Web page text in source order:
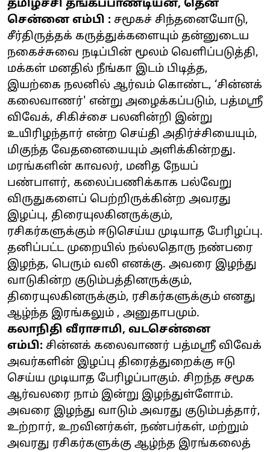
தமிழச்சி தங்கப்பாண்டியன், தென்
சென்னை எம்பி : சமூகச் சிந்தனையோடு,
சீர்திருத்தக் கருத்துக்களையும் தன்னுடைய
நகைச்சுவை நடிப்பின் மூலம் வெளிப்படுத்தி,
மக்கள் மனதில் நீங்கா இடம் பிடித்த,
இயற்கை நலனில் ஆர்வம் கொண்ட, ‘சின்னக்
கலைவாணர்' என்று அழைக்கப்படும், பத்மஶ்ரீ
விவேக், சிகிச்சை பலனின்றி இன்று
உயிரிழந்தார் என்ற செய்தி அதிர்ச்சியையும்,
மிகுந்த வேதனையையும் அளிக்கின்றது.
மரங்களின் காவலர், மனித நேயப்
பண்பாளர், கலைப்பணிக்காக பல்வேறு
விருதுகளைப் பெற்றிருக்கின்ற அவரது
இழப்பு, திரையுலகினருக்கும்,
ரசிகர்களுக்கும் ஈடுசெய்ய முடியாத பேரிழப்பு.
தனிப்பட்ட முறையில் நல்லதொரு நண்பரை
இழந்த, பெரும் வலி எனக்கு. அவரை இழந்து
வாடுகின்ற குடும்பத்தினருக்கும்,
திரையுலகினருக்கும், ரசிகர்களுக்கும் எனது
ஆழ்ந்த இரங்கலும் , அனுதாபமும்.
கலாநிதி வீராசாமி, வடசென்னை
எம்பி: சின்னக் கலைவாணர் பத்மஸ்ரீ விவேக்
அவர்களின் இழப்பு திரைத்துறைக்கு ஈடு
செய்ய முடியாத பேரிழப்பாகும். சிறந்த சமூக
ஆர்வலரை நாம் இன்று இழந்துள்ளோம்.
அவரை இழந்து வாடும் அவரது குடும்பத்தார்,
உற்றார், உறவினர்கள், நண்பர்கள், மற்றும்
அவரது ரசிகர்களுக்கு ஆழ்ந்த இரங்கலைத்